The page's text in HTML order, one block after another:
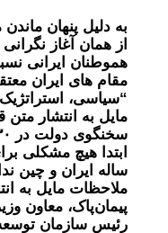
به دلیل پنهان
از همان آغاز
هموطنان ایرانی
مقام های ایران
“سیاسی،
مایل به انتشار متن
ساله ایران و چین
ملاحظات مایل به
پیمان‌پاک، معاون
رئیس سازمان